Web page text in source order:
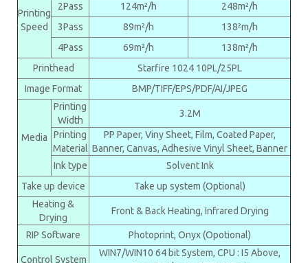
Printing
Speed
2Pass
124m²/h
248m²/h
3Pass
89m²/h
138²m/h
4Pass
69m²/h
138m²/h
Printhead
Starfire 1024 10PL/25PL
Image Format
BMP/TIFF/EPS/PDF/AI/JPEG
Media
Printing
Width
3.2M
Printing
Material
PP Paper, Viny Sheet, Film, Coated Paper,
Banner, Canvas, Adhesive Vinyl Sheet, Banner
Ink type
Solvent Ink
Take up device
Take up system (Optional)
Heating &
Drying
Front & Back Heating, Infrared Drying
RIP Software Photoprint, Onyx (Opotional)
Control System
WIN7/WIN10 64 bit System, CPU : I5 Above,